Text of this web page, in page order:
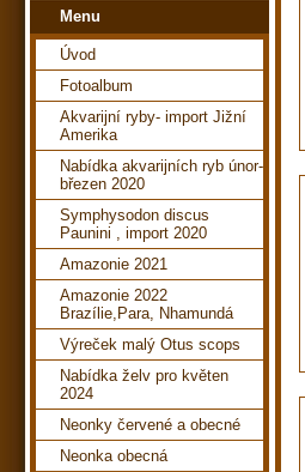
Menu
Úvod
Fotoalbum
Akvarijní ryby- import Jižní
Amerika
Nabídka akvarijních ryb únor-
březen 2020
Symphysodon discus
Paunini , import 2020
Amazonie 2021
Amazonie 2022
Brazílie,Para, Nhamundá
Výreček malý Otus scops
Nabídka želv pro květen
2024
Neonky červené a obecné
Neonka obecná